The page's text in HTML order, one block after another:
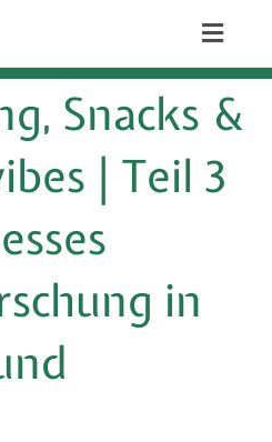
Toggle
Snacks &
| Teil 3
in